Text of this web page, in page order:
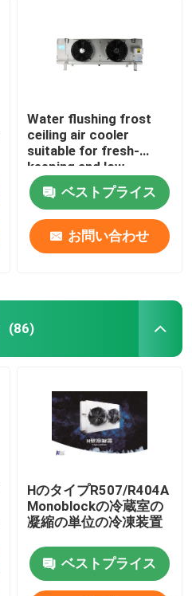
Water flushing frost
ceiling air cooler
suitable for fresh-
keeping and low-
temperature
refrigeration
warehouses,
compatible with
refrigerants such as
ベストプライス
お問い合わせ
(86)
HのタイプR507/R404A
Monoblockの冷蔵室の
凝縮の単位の冷凍装置
ベストプライス